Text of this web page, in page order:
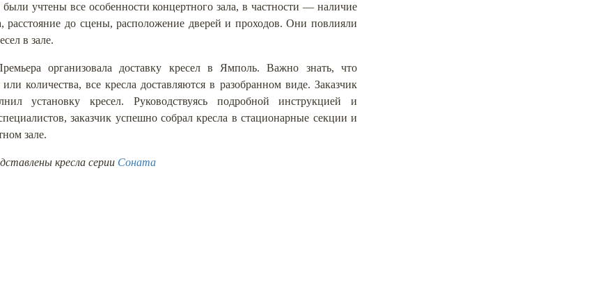
были учтены все особенности концертного зала, в частности — наличие
расстояние до сцены, расположение дверей и проходов. Они повлияли
в зале.
организовала доставку кресел в Ямполь. Важно знать, что
количества, все кресла доставляются в разобранном виде. Заказчик
установку кресел. Руководствуясь подробной инструкцией и
заказчик успешно собрал кресла в стационарные секции и
зале.
кресла серии Соната